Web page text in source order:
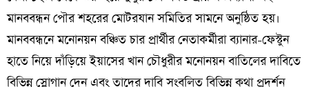
মানববন্ধন পৌর শহরের মোটরযান সমিতির সামনে অনুষ্ঠিত হয়।
মানববন্ধনে মনোনয়ন বঞ্চিত চার প্রার্থীর নেতাকর্মীরা ব্যানার-ফেস্টুন
হাতে নিয়ে দাঁড়িয়ে ইয়াসের খান চৌধুরীর মনোনয়ন বাতিলের দাবিতে
বিভিন্ন স্লোগান দেন এবং তাদের দাবি সংবলিত বিভিন্ন কথা প্রদর্শন